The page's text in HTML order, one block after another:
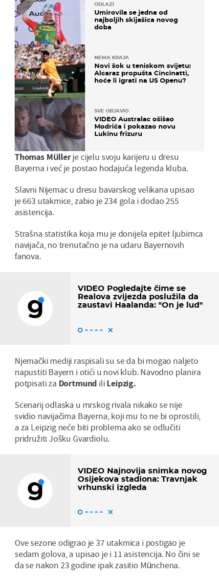
ODLAZI
Umirovila se jedna od
najboljih skijašica novog
doba
NEMA KRAJA
Novi šok u teniskom svijetu:
Alcaraz propušta Cincinatti,
hoće li igrati na US Openu?
SVE OBJAVIO
VIDEO Australac ošišao
Modrića i pokazao novu
Lukinu frizuru
Thomas Müllerje cijelu svoju karijeru u dresu
Bayerna i već je postao hodajuća legenda kluba.
Slavni Nijemac u dresu bavarskog velikana upisao
je 663 utakmice, zabio je 234 gola i dodao 255
asistencija.
Strašna statistika koja mu je donijela epitet ljubimca
navijača, no trenutačno je na udaru Bayernovih
fanova.
VIDEO Pogledajte čime se
Realova zvijezda poslužila da
zaustavi Haalanda: "On je lud"
Njemački mediji raspisali su se da bi mogao naljeto
napustiti Bayern i otići u novi klub. Navodno planira
potpisati za Dortmund ili Leipzig.
Scenarij odlaska u mrskog rivala nikako se nije
svidio navijačima Bayerna, koji mu to ne bi oprostili,
a za Leipzig neće biti problema ako se odlučiti
pridružiti Jošku Gvardiolu.
VIDEO Najnovija snimka novog
Osijekova stadiona: Travnjak
vrhunski izgleda
Ove sezone odigrao je 37 utakmica i postigao je
sedam golova, a upisao je i 11 asistencija. No čini se
da se nakon 23 godine ipak zasitio Münchena.